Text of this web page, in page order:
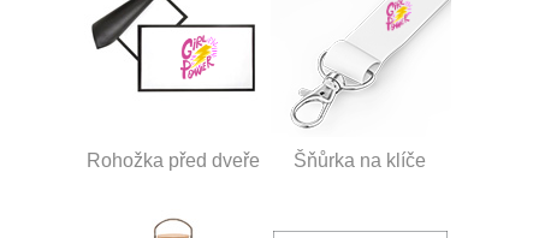
Rohožka před dveře Šňůrka na klíče